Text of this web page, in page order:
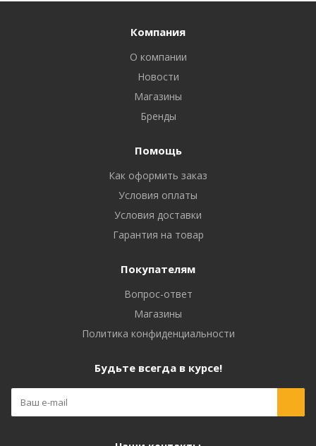
Компания
О компании
Новости
Магазины
Бренды
Помощь
Как оформить заказ
Условия оплаты
Условия доставки
Гарантия на товар
Покупателям
Вопрос-ответ
Магазины
Политика конфиденциальности
Будьте всегда в курсе!